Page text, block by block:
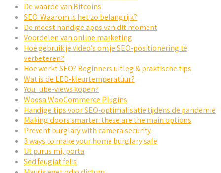
De waarde van Bitcoins
SEO: Waarom is het zo belangrijk?
De meest handige apps van dit moment
Voordelen van online marketing
Hoe gebruik je video’s om je SEO-positionering te
verbeteren?
Hoe werkt SEO? Beginners uitleg & praktische tips
Wat is de LED-kleurtemperatuur?
YouTube-views kopen?
Woosa WooCommerce Plugins
Handige tips voor SEO-optimalisatie tijdens de pandemie
Making doors smarter: these are the main options
Prevent burglary with camera security
3 ways to make your home burglary safe
Ut purus mi, porta
Sed feugiat felis